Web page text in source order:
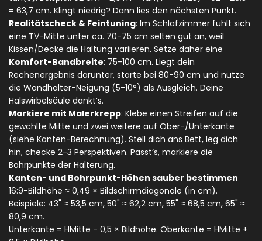
= 63,7 cm. Klingt niedrig? Dann lies den nächsten Punkt.
Realitätscheck & Feintuning: Im Schlafzimmer fühlt sich
eine TV-Mitte unter ca. 70-75 cm selten gut an, weil
Kissen/Decke die Haltung variieren. Setze daher eine
Komfort-Bandbreite: 75-100 cm. Liegt dein
Rechenergebnis darunter, starte bei 80-90 cm und nutze
die Wandhalter-Neigung (5-10°) als Ausgleich. Deine
Halswirbelsäule dankt’s.
Markiere mit Malerkrepp: Klebe einen Streifen auf die
gewählte Mitte und zwei weitere auf Ober-/Unterkante
(siehe Kanten-Berechnung). Stell dich ans Bett, leg dich
hin, checke 2-3 Perspektiven. Passt’s, markiere die
Bohrpunkte der Halterung.
Kanten- und Bohrpunkt-Höhen sauber bestimmen
16:9-Bildhöhe ≈ 0,49 × Bildschirmdiagonale (in cm).
Beispiele: 43" ≈ 53,5 cm, 50" ≈ 62,2 cm, 55" ≈ 68,5 cm, 65" ≈
80,9 cm.
Unterkante = HMitte - 0,5 × Bildhöhe. Oberkante = HMitte +